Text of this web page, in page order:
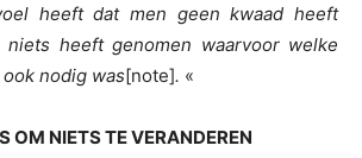
heeft dat men geen kwaad heeft
niets heeft genomen waarvoor welke
nodig was[note]. «
OM NIETS TE VERANDEREN